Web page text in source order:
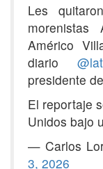
Les
Américo
diario
presidente
El reportaje
Unidos bajo
— Carlos
3, 2026